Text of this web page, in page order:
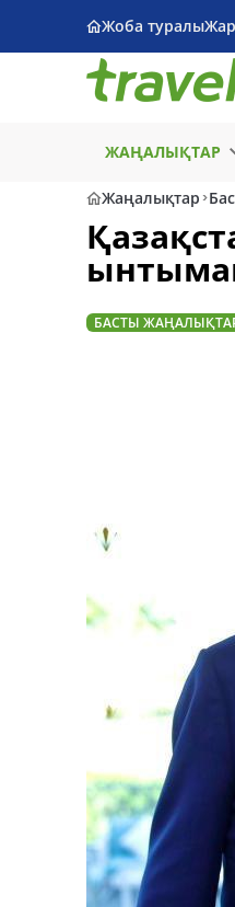
Жоба туралы
ЖАҢАЛЫҚТАР
Жаңалықтар
БАСТЫ